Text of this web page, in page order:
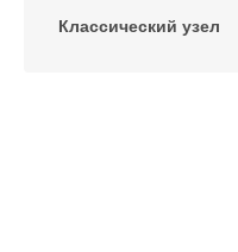
Классический узел